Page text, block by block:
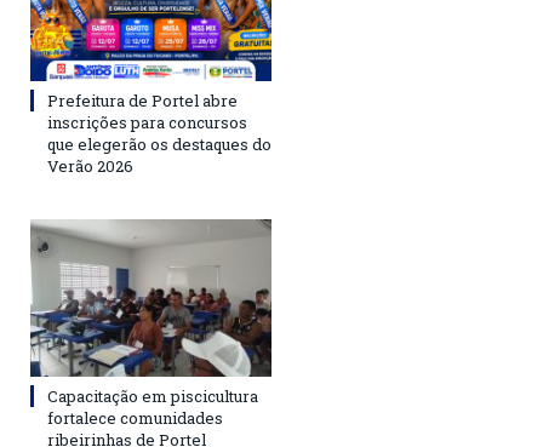
Prefeitura de Portel abre
inscrições para concursos
que elegerão os destaques do
Verão 2026
Capacitação em piscicultura
fortalece comunidades
ribeirinhas de Portel